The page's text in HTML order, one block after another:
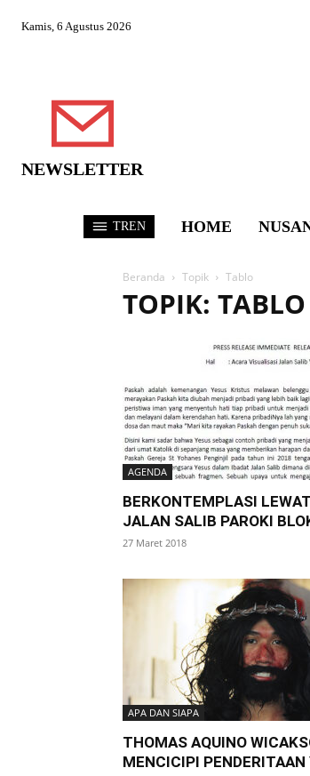
Kamis, 6 Agustus 2026
NEWSLETTER
TREN HOME
Beranda Topik Tablo
TOPIK: TABLO
AGENDA
BERKONTEMPLASI
JALAN SALIB PAROKI
27 Maret 2018
APA DAN SIAPA
THOMAS AQUINO
MENCICIPI PENDERITAAN